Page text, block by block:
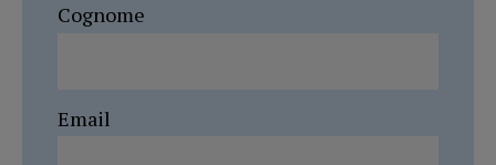
Cognome
Email